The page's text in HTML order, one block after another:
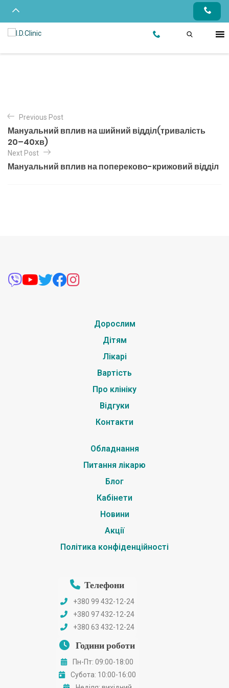
Previous Post
Мануальний вплив на шийний відділ(тривалість
20–40хв)
Next Post
Мануальний вплив на попереково-крижовий відділ
Дорослим
Дітям
Лікарі
Вартість
Про клініку
Відгуки
Контакти
Обладнання
Питання лікарю
Блог
Кабінети
Новини
Акції
Політика конфіденційності
Телефони
+380 99 432-12-24
+380 97 432-12-24
+380 63 432-12-24
Години роботи
Пн-Пт: 09:00-18:00
Субота: 10:00-16:00